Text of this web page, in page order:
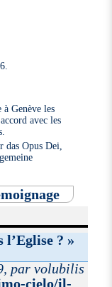
Genève les
avec les
das Opus Dei,
l’Eglise ? »
par volubilis
cielo/il-